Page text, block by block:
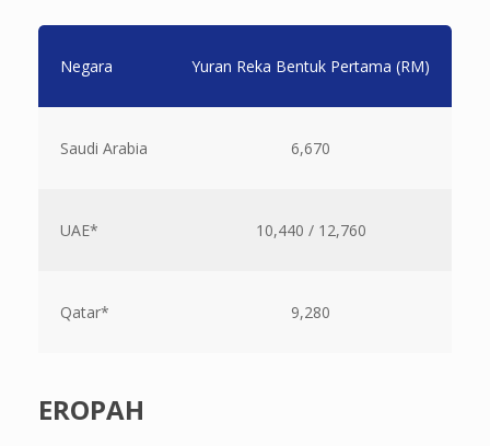
Negara Yuran Reka Bentuk Pertama (RM)
Saudi Arabia 6,670
UAE* 10,440 / 12,760
Qatar* 9,280
EROPAH